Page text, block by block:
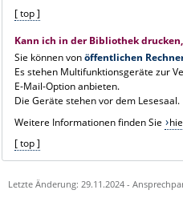
[ top ]
Kann ich in der Bibliothek
Sie können vonöffentlichen
Es stehen Multifunktionsgeräte zur
E-Mail-Option anbieten.
Die Geräte stehen vor dem Lesesaal.
Weitere Informationen finden Sie
[ top ]
Letzte Änderung: 29.11.2024 -